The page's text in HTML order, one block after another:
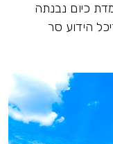
כיום נבנתה
הידוע סר